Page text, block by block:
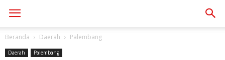
Beranda Daerah Palembang
Daerah Palembang